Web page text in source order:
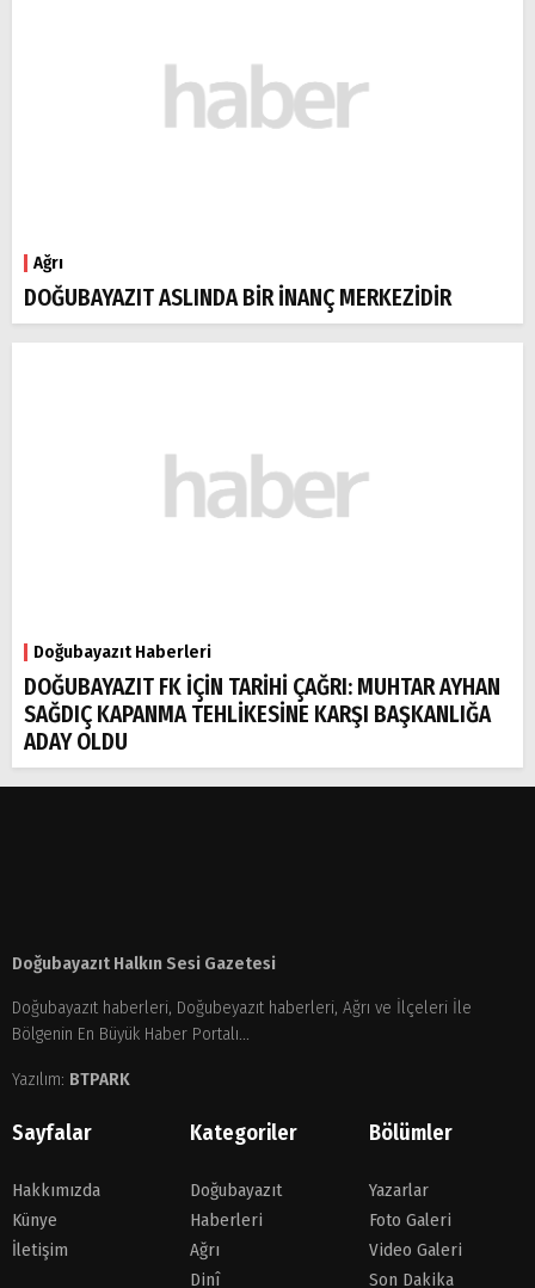
Ağrı
DOĞUBAYAZIT ASLINDA BİR İNANÇ MERKEZİDİR
Doğubayazıt Haberleri
DOĞUBAYAZIT FK İÇİN TARİHİ ÇAĞRI: MUHTAR AYHAN
SAĞDIÇ KAPANMA TEHLİKESİNE KARŞI BAŞKANLIĞA
ADAY OLDU
Doğubayazıt Halkın Sesi Gazetesi
Doğubayazıt haberleri, Doğubeyazıt haberleri, Ağrı ve İlçeleri İle
Bölgenin En Büyük Haber Portalı...
Yazılım: BTPARK
Sayfalar
Hakkımızda
Künye
İletişim
Kategoriler
Doğubayazıt
Haberleri
Ağrı
Dinî
Bölümler
Yazarlar
Foto Galeri
Video Galeri
Son Dakika